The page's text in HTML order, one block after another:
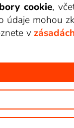
cookie,
údaje mohou
v